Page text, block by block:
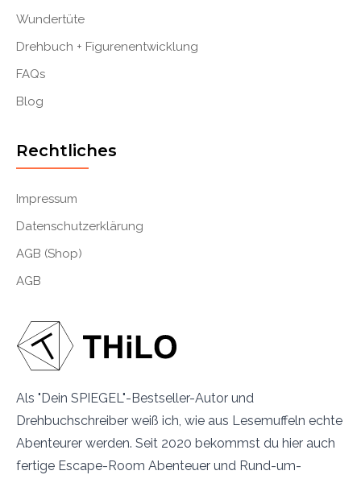
Als "Dein SPIEGEL"-Bestseller-Autor und
Drehbuchschreiber weiß ich, wie aus Lesemuffeln echte
Abenteurer werden. Seit 2020 bekommst du hier auch
fertige Escape-Room Abenteuer und Rund-um-
Wundertüte
Drehbuch + Figurenentwicklung
FAQs
Blog
Rechtliches
Impressum
Datenschutzerklärung
AGB (Shop)
AGB